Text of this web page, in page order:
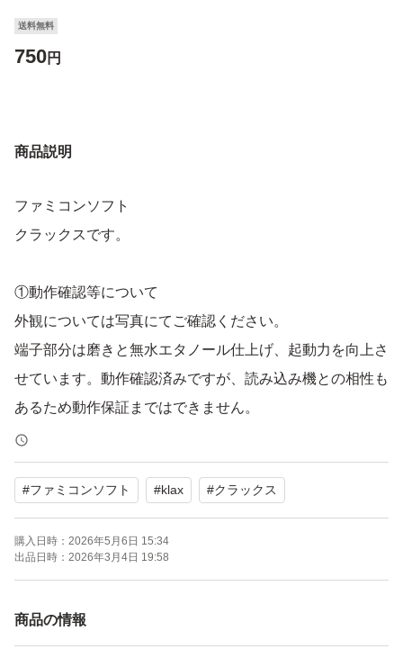
送料無料
750円
商品説明
ファミコンソフト
クラックスです。
①動作確認等について
外観については写真にてご確認ください。
端子部分は磨きと無水エタノール仕上げ、起動力を向上さ
せています。動作確認済みですが、読み込み機との相性も
あるため動作保証まではできません。
あくまで中古であることをご理解ください。
神経質な方は購入お控えください。
②複数購入対応について
複数同時購入で同梱対応分については、2品目以降につい
ていずれも200円引とさせていただきます。
複数購入される場合には、変更しますので購入前に質問欄
#ファミコンソフト #klax #クラックス
購入日時： 2026年5月6日 15:34
出品日時： 2026年3月4日 19:58
商品の情報